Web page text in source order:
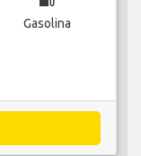
Gasolina